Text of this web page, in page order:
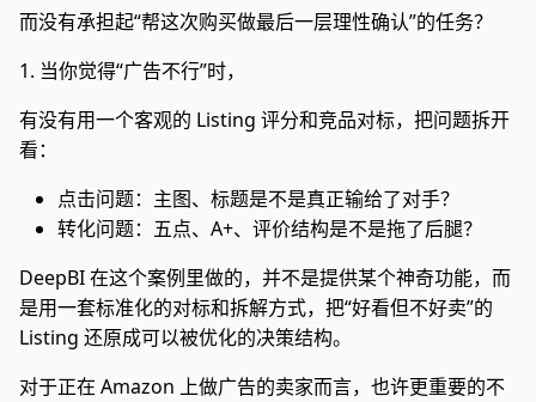
而没有承担起“帮这次购买做最后一层理性确认”的任务？
1. 当你觉得“广告不行”时，
有没有用一个客观的 Listing 评分和竞品对标，把问题拆开
看：
点击问题：主图、标题是不是真正输给了对手？
转化问题：五点、A+、评价结构是不是拖了后腿？
DeepBI 在这个案例里做的，并不是提供某个神奇功能，而
是用一套标准化的对标和拆解方式，把“好看但不好卖”的
Listing 还原成可以被优化的决策结构。
对于正在 Amazon 上做广告的卖家而言，也许更重要的不